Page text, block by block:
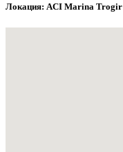
Локация: ACI Marina Trogir